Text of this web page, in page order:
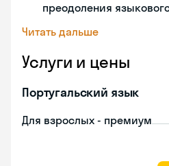
преодоления
Читать дальше
Услуги и цены
Португальский язык
Для взрослых - премиум